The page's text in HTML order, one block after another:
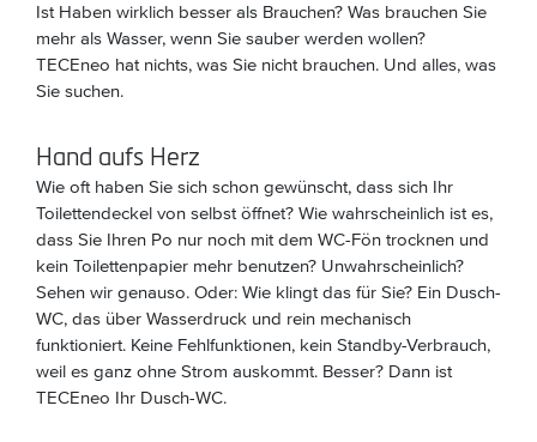
Ist Haben wirklich besser als Brauchen? Was brauchen Sie
mehr als Wasser, wenn Sie sauber werden wollen?
TECEneo hat nichts, was Sie nicht brauchen. Und alles, was
Sie suchen.
Hand aufs Herz
Wie oft haben Sie sich schon gewünscht, dass sich Ihr
Toiletten­deckel von selbst öffnet? Wie wahrscheinlich ist es,
dass Sie Ihren Po nur noch mit dem WC-Fön trocknen und
kein Toilettenpapier mehr benutzen? Unwahrscheinlich?
Sehen wir genauso. Oder: Wie klingt das für Sie? Ein Dusch-
WC, das über Wasserdruck und rein mechanisch
funktioniert. Keine Fehlfunktionen, kein Standby-Verbrauch,
weil es ganz ohne Strom auskommt. Besser? Dann ist
TECEneo Ihr Dusch-WC.